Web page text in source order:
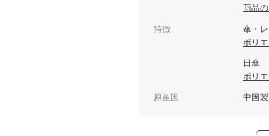
商品
特徴
傘・
ポリ
日傘
ポリ
原産国 中国製